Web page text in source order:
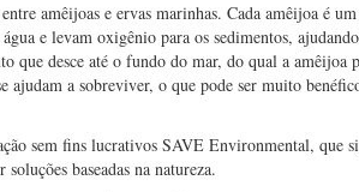
amêijoas e ervas marinhas. Cada amêijoa é
e levam oxigênio para os sedimentos,
que desce até o fundo do mar, do qual a amêijoa
a sobreviver, o que pode ser muito
sem fins lucrativos SAVE Environmental, que
baseadas na natureza.